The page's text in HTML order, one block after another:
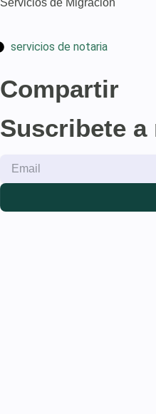
Servicios de Migración
servicios de notaria
Compartir
Suscribete